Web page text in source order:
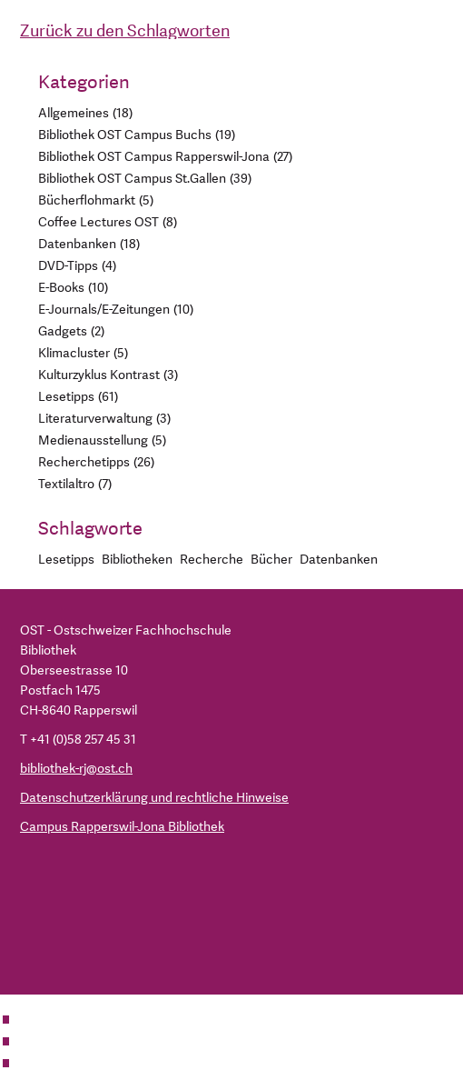
Zurück zu den Schlagworten
Kategorien
Allgemeines 18
Bibliothek OST Campus Buchs 19
Bibliothek OST Campus Rapperswil-Jona 27
Bibliothek OST Campus St.Gallen 39
Bücherflohmarkt 5
Coffee Lectures OST 8
Datenbanken 18
DVD-Tipps 4
E-Books 10
E-Journals/E-Zeitungen 10
Gadgets 2
Klimacluster 5
Kulturzyklus Kontrast 3
Lesetipps 61
Literaturverwaltung 3
Medienausstellung 5
Recherchetipps 26
Textilaltro 7
Schlagworte
Lesetipps Bibliotheken Recherche Bücher Datenbanken
OST - Ostschweizer Fachhochschule
Bibliothek
Oberseestrasse 10
Postfach 1475
CH-8640 Rapperswil
T +41 (0)58 257 45 31
bibliothek-rj@ost.ch
Datenschutzerklärung und rechtliche Hinweise
Campus Rapperswil-Jona Bibliothek